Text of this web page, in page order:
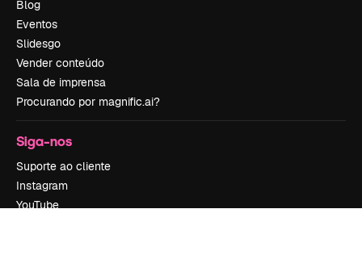
Blog
Eventos
Slidesgo
Vender conteúdo
Sala de imprensa
Procurando por magnific.ai?
Siga-nos
Suporte ao cliente
Instagram
YouTube